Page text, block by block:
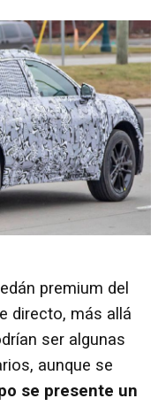
premium del
directo, más allá
ser algunas
aunque se
se presente un